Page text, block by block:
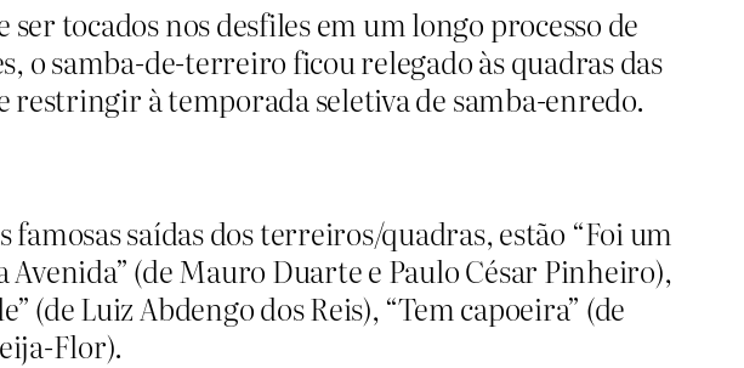
tocados nos desfiles em um longo processo de
o samba-de-terreiro ficou relegado às quadras das
restringir à temporada seletiva de samba-enredo.
famosas saídas dos terreiros/quadras, estão “Foi um
(de Mauro Duarte e Paulo César Pinheiro),
(de Luiz Abdengo dos Reis), “Tem capoeira” (de
Flor).